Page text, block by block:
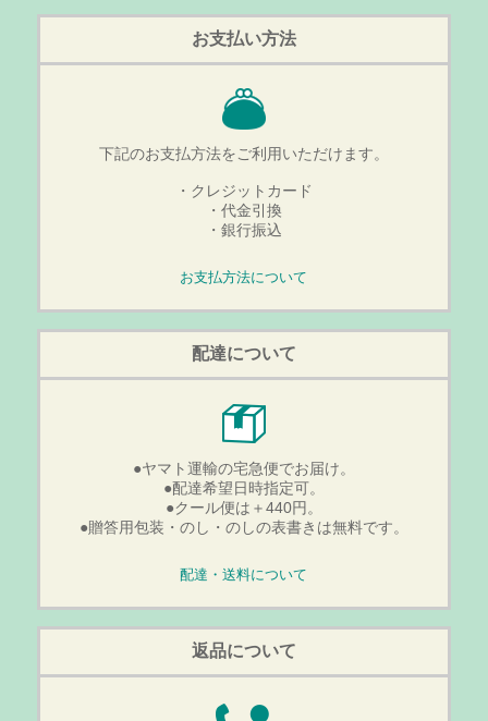
お支払い方法
下記のお支払方法をご利用いただけます。
・クレジットカード
・代金引換
・銀行振込
お支払方法について
配達について
●ヤマト運輸の宅急便でお届け。
●配達希望日時指定可。
●クール便は＋440円。
●贈答用包装・のし・のしの表書きは無料です。
配達・送料について
返品について